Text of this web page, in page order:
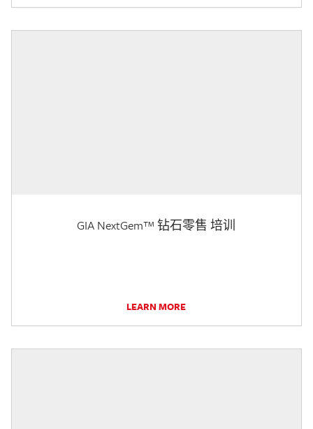
GIA NextGem™ 钻石零售 培训
LEARN MORE